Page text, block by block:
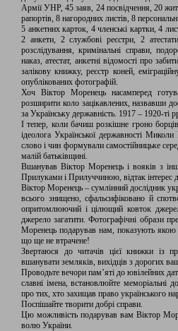
Армії УНР, 45 заяв, 24 посвідчення, 20
рапортів, 8 нагородних листів, 8
5 анкетних карток, 4 членські картки, 4
2 анкети, 2 службові реєстри, 2
розслідування, кримінальні справи,
наказ, атестат, анкетні відомості про
залікову книжку, реєстр коней,
опублікованих фотографій.
Хоч Віктор Моренець насамперед
розширити коло зацікавлених, назвавши
за Українську державність. 1917 – 1920-ті
І тепер, коли бачиш розкішне гроно
ідеолога Української державності
слово і чин формували самостійницьке
малій батьківщині.
Вшанував Віктор Моренець і вояків з
Прилуками і Прилуччиною, відтак інтерес
Віктор Моренець – сумлінний дослідник
всього знищено, сфальсифіковано й
опритомлюючий і цілющий ковток
джерело загатити. Фотографічні образи
Моренець подарував нам, показують якою
що ще не втрачене!
Звертаюся до читачів цієї книжки із
вшанувати земляків, вихідців з дорогих
Проводьте вечори пам’яті до ювілейних
славні імена, встановлюйте меморіальні
про тих, хто захищав право українського
Поспішайте творити добрі справи.
Цю можливість подарував вам Віктор
волю України.